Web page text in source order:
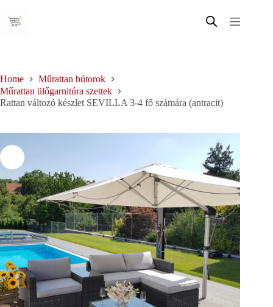
content
Home
Műrattan bútorok
Műrattan ülőgarnitúra szettek
Rattan változó készlet SEVILLA 3-4 fő számára (antracit)